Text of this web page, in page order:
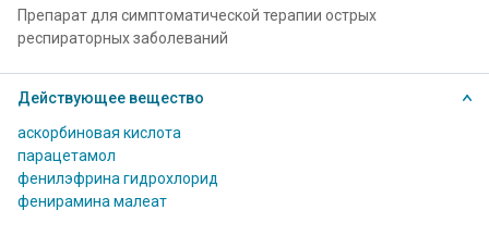
Препарат для симптоматической терапии острых
респираторных заболеваний
Действующее вещество
аскорбиновая кислота
парацетамол
фенилэфрина гидрохлорид
фенирамина малеат